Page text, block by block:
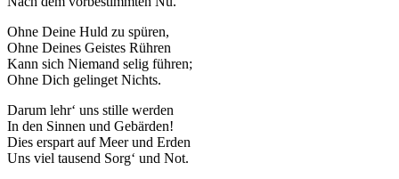
Ohne Deine Huld zu spüren,
Ohne Deines Geistes Rühren
Kann sich Niemand selig führen;
Ohne Dich gelinget Nichts.
Darum lehr‘ uns stille werden
In den Sinnen und Gebärden!
Dies erspart auf Meer und Erden
Uns viel tausend Sorg‘ und Not.